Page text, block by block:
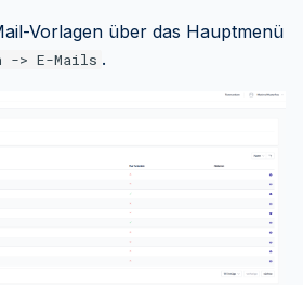
Vorlagen über das Hauptmenü
-> E-Mails .